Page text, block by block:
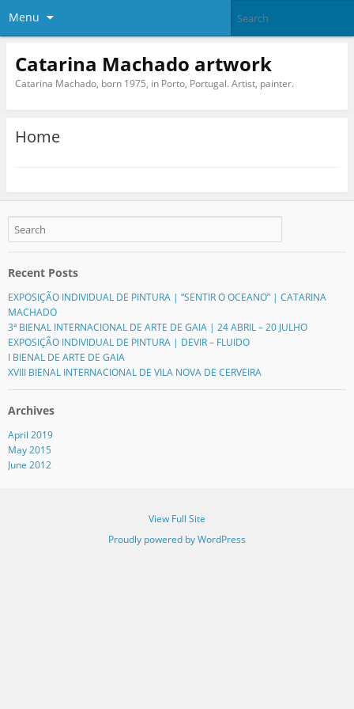
Menu
Catarina Machado artwork
Catarina Machado, born 1975, in Porto, Portugal. Artist, painter.
Home
Recent Posts
EXPOSIÇÃO INDIVIDUAL DE PINTURA | “SENTIR O OCEANO” | CATARINA
MACHADO
3ª BIENAL INTERNACIONAL DE ARTE DE GAIA | 24 ABRIL – 20 JULHO
EXPOSIÇÃO INDIVIDUAL DE PINTURA | DEVIR – FLUIDO
I BIENAL DE ARTE DE GAIA
XVIII BIENAL INTERNACIONAL DE VILA NOVA DE CERVEIRA
Archives
April 2019
May 2015
June 2012
View Full Site
Proudly powered by WordPress